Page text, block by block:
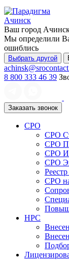
Ачинск
Ваш город
Мы определили
ошиблись
Выбрать другой
8 800 333 46 39
Заказать звонок
СРО
СРО
СРО
СРО
СРО
СРО
НРС